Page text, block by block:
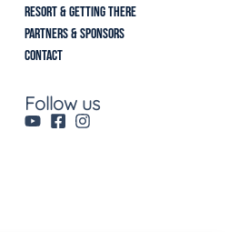
Resort & Getting there
Partners & Sponsors
Contact
Follow us